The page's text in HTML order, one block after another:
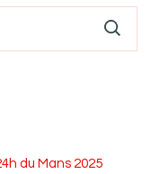
du Mans 2025